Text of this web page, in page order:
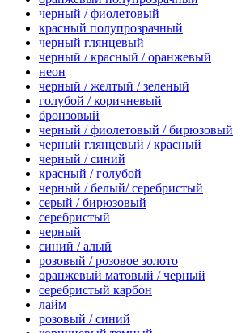
черный / фиолетовый
красный полупрозрачный
черный глянцевый
черный / красный / оранжевый
неон
черный / желтый / зеленый
голубой / коричневый
бронзовый
черный / фиолетовый / бирюзовый
черный глянцевый / красный
черный / синий
красный / голубой
черный / белый/ серебристый
серый / бирюзовый
серебристый
черный
синий / алый
розовый / розовое золото
оранжевый матовый / черный
серебристый карбон
лайм
розовый / синий